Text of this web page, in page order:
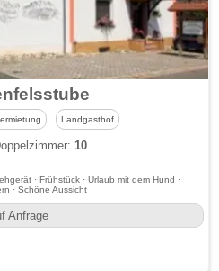
Landgasthof
10
· Frühstück · Urlaub mit dem Hund ·
· Schöne Aussicht
Anfrage